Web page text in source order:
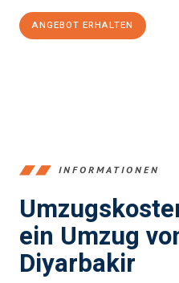
ANGEBOT ERHALTEN
INFORMATIONEN
ein Umzug
Diyarbakir